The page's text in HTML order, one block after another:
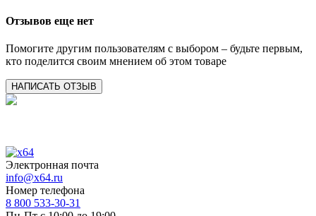
Отзывов еще нет
Помогите другим пользователям с выбором – будьте первым,
кто поделится своим мнением об этом товаре
НАПИСАТЬ ОТЗЫВ
Электронная почта
info@x64.ru
Номер телефона
8 800 533-30-31